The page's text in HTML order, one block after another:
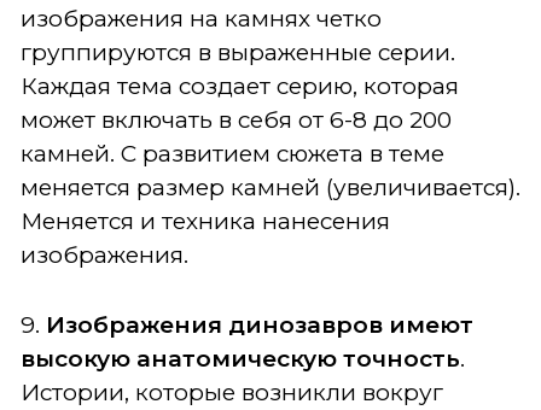
изображения на камнях четко
группируются в выраженные серии.
Каждая тема создает серию, которая
может включать в себя от 6-8 до 200
камней. С развитием сюжета в теме
меняется размер камней (увеличивается).
Меняется и техника нанесения
изображения.
9. Изображения динозавров имеют
высокую анатомическую точность.
Истории, которые возникли вокруг